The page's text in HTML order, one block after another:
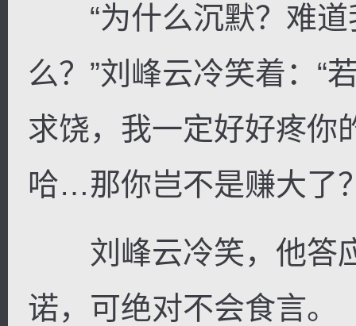
“为什么沉默？难道
么？”刘峰云冷笑着：“
求饶，我一定好好疼你
哈…那你岂不是赚大了
刘峰云冷笑，他答
诺，可绝对不会食言。